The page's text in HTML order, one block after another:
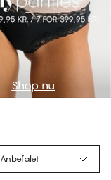
Shop nu
Anbefalet